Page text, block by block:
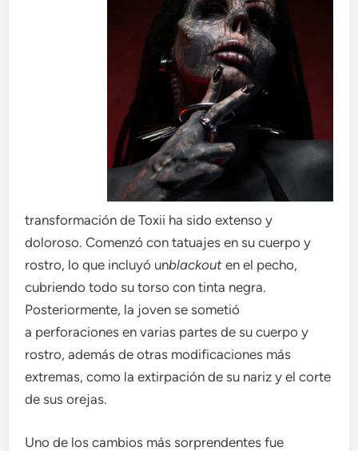
transformación de Toxii ha sido extenso y
doloroso. Comenzó con tatuajes en su cuerpo y
rostro, lo que incluyó unblackout en el pecho,
cubriendo todo su torso con tinta negra.
Posteriormente, la joven se sometió
a perforaciones en varias partes de su cuerpo y
rostro, además de otras modificaciones más
extremas, como la extirpación de su nariz y el corte
de sus orejas.
Uno de los cambios más sorprendentes fue